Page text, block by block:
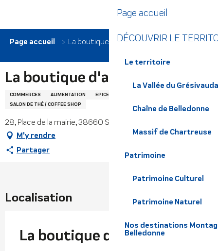
contenu
principal
Page accueil
DÉCOUVRIR LE
Le territoire
La Vallée du
Chaîne de Belledonne
Massif de Chartreuse
Patrimoine
Patrimoine Culturel
Patrimoine Naturel
Nos destinations
Belledonne
Page accueil La boutique d'amande
La boutique d'amande
COMMERCES ALIMENTATION
EPICERIE FINE
SALON DE THÉ / COFFEE SHOP
28, Place de la mairie, 38660 Saint-Vincent-de-Mercuze
M'y rendre
Partager
Localisation
La boutique d'amande